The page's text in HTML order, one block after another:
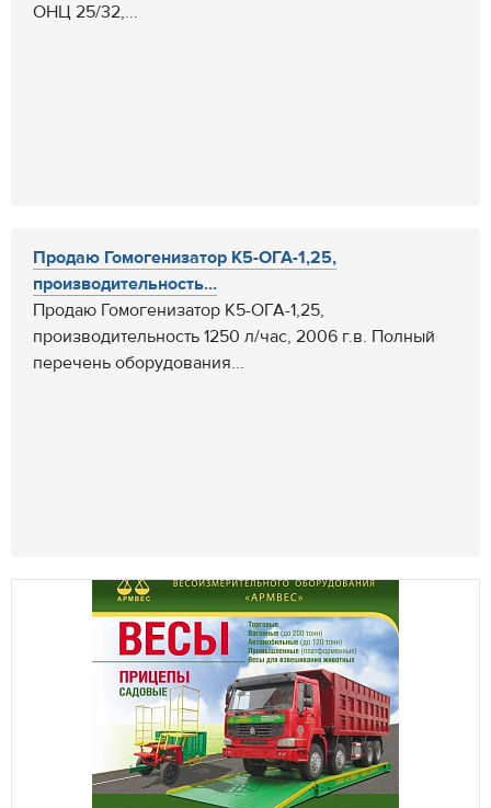
ОНЦ 25/32,...
Продаю Гомогенизатор К5-ОГА-1,25,
производительность...
Продаю Гомогенизатор К5-ОГА-1,25,
производительность 1250 л/час, 2006 г.в. Полный
перечень оборудования...